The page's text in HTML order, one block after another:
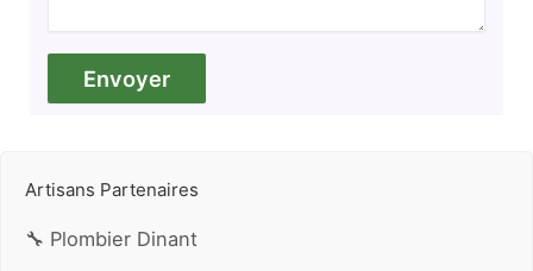
Artisans Partenaires
🔧 Plombier Dinant